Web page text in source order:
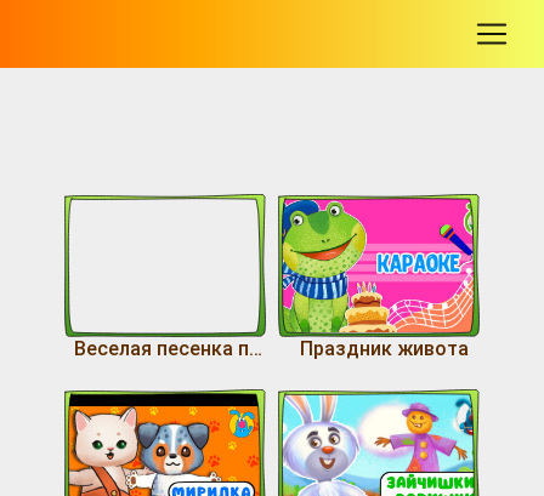
Веселая песенка про животных Праздник живота